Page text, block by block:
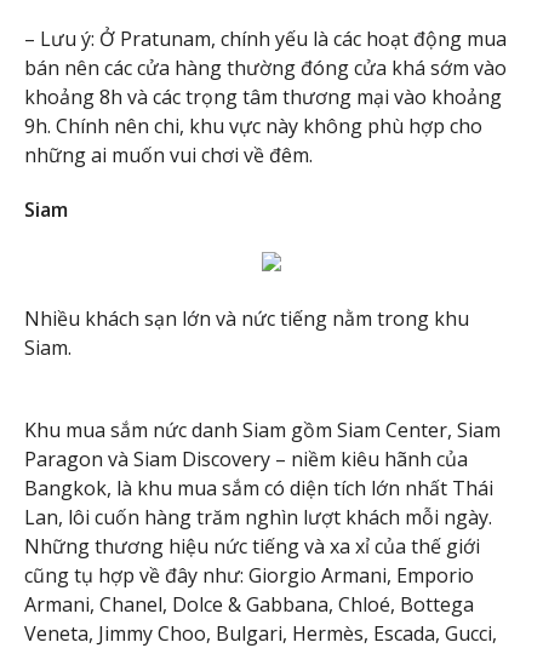
– Lưu ý: Ở Pratunam, chính yếu là các hoạt động mua
bán nên các cửa hàng thường đóng cửa khá sớm vào
khoảng 8h và các trọng tâm thương mại vào khoảng
9h. Chính nên chi, khu vực này không phù hợp cho
những ai muốn vui chơi về đêm.
Siam
Nhiều khách sạn lớn và nức tiếng nằm trong khu
Siam.
Khu mua sắm nức danh Siam gồm Siam Center, Siam
Paragon và Siam Discovery – niềm kiêu hãnh của
Bangkok, là khu mua sắm có diện tích lớn nhất Thái
Lan, lôi cuốn hàng trăm nghìn lượt khách mỗi ngày.
Những thương hiệu nức tiếng và xa xỉ của thế giới
cũng tụ hợp về đây như: Giorgio Armani, Emporio
Armani, Chanel, Dolce & Gabbana, Chloé, Bottega
Veneta, Jimmy Choo, Bulgari, Hermès, Escada, Gucci,